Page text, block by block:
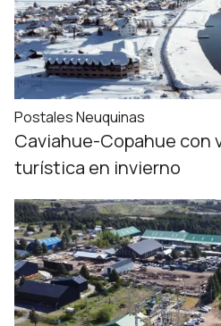
Postales Neuquinas
Caviahue-Copahue con
turística en invierno